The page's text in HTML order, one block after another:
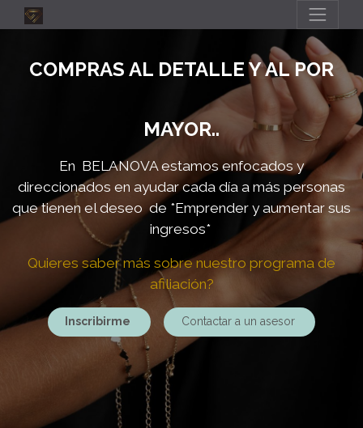
COMPRAS AL DETALLE Y AL POR
MAYOR..
En BELANOVA estamos enfocados y
direccionados en ayudar cada día a más personas
que tienen el deseo de *Emprender y aumentar sus
ingresos*
Quieres saber más sobre nuestro programa de
afiliación?
Inscribirme Contactar a un asesor